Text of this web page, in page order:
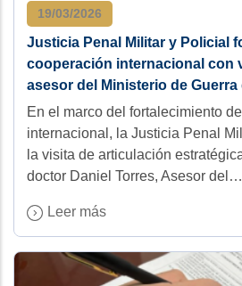
Justicia Penal Militar y Policial
cooperación internacional con
asesor del Ministerio de Guerra
En el marco del fortalecimiento
internacional, la Justicia Penal
la visita de articulación
doctor Daniel Torres, Asesor del…
19/03/2026
Leer más